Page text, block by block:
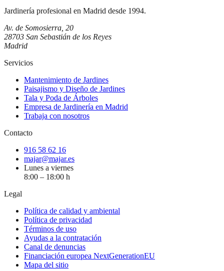
Jardinería profesional en Madrid desde 1994.
Av. de Somosierra, 20
28703 San Sebastián de los Reyes
Madrid
Servicios
Mantenimiento de Jardines
Paisajismo y Diseño de Jardines
Tala y Poda de Árboles
Empresa de Jardinería en Madrid
Trabaja con nosotros
Contacto
916 58 62 16
majar@majar.es
Lunes a viernes
8:00 – 18:00 h
Legal
Política de calidad y ambiental
Política de privacidad
Términos de uso
Ayudas a la contratación
Canal de denuncias
Financiación europea NextGenerationEU
Mapa del sitio